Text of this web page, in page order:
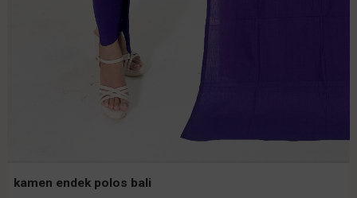
kamen endek polos bali